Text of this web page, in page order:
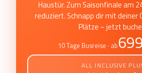
Haustür. Zum Saisonfinale am
reduziert. Schnapp dir mit deiner
Plätze – jetzt
10 Tage Busreise · ab
ALL INCLUSIVE